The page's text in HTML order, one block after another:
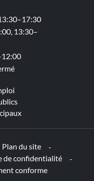
13:30–
Plan du site
de confidentialité
conforme